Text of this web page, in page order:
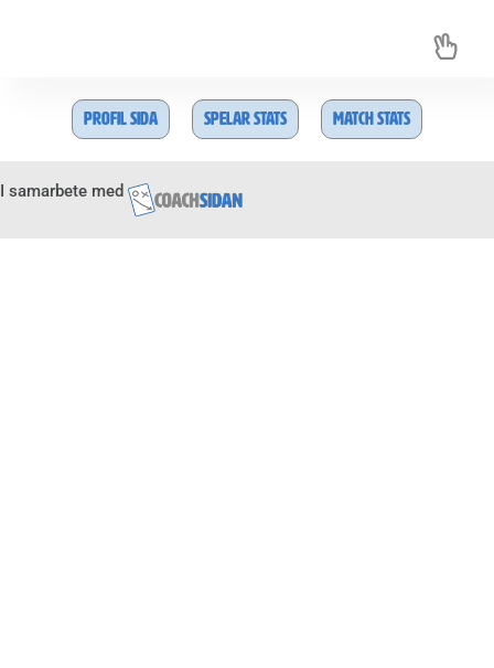
Profil sida Spelar Stats Match stats
I samarbete med